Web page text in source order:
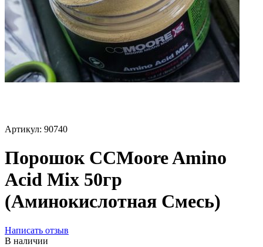
Артикул: 90740
Порошок CCMoore Amino
Acid Mix 50гр
(Аминокислотная Смесь)
Написать отзыв
В наличии